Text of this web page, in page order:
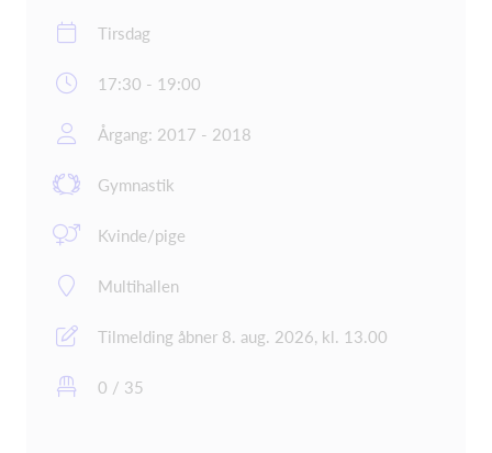
Tirsdag
17:30 - 19:00
Årgang: 2017 - 2018
Gymnastik
Kvinde/pige
Multihallen
Tilmelding åbner 8. aug. 2026, kl. 13.00
0 / 35